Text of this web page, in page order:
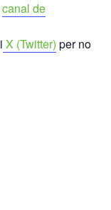
canal de
i X (Twitter) per no